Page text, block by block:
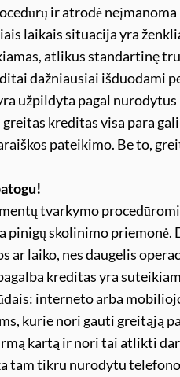
ir atrodė
laikais situacija yra
atlikus standartinę
dažniausiai išduodami
užpildyta pagal
kreditas visa para
pateikimo. Be to,
tvarkymo
pinigų skolinimo
ar laiko, nes daugelis
kreditas yra
interneto arba
kurie nori gauti greitąją
kartą ir nori tai atlikti
tam tikru nurodytu